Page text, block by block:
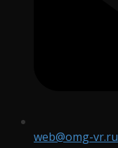
web@omg-vr.ru